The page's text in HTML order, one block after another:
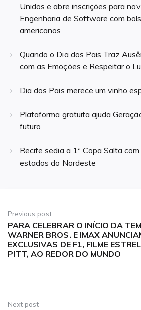
Unidos e abre inscrições para
Engenharia de Software com
americanos
Quando o Dia dos Pais Traz
com as Emoções e Respeitar o
Dia dos Pais merece um vinho
Plataforma gratuita ajuda
futuro
Recife sedia a 1ª Copa Salta
estados do Nordeste
de
Post
Previous post
Previous
post:
PARA CELEBRAR O INÍCIO DA
WARNER BROS. E IMAX
EXCLUSIVAS DE F1, FILME
PITT, AO REDOR DO MUNDO
Next post